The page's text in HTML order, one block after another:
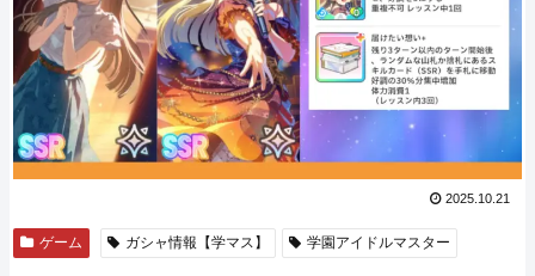
2025.10.21
ゲーム ガシャ情報【学マス】 学園アイドルマスター